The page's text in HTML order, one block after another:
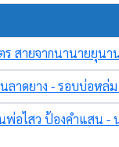
ร สายจากนานายยุน
ลาดยาง - รอบบ่อหล่
นพ่อไสว ป้องคำแส